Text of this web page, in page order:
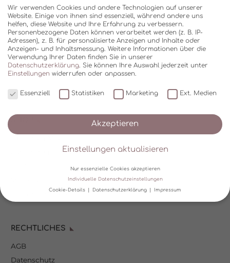
Zahlungsoptionen
Mein Kundenkonto
RECHTLICHES
AGB
Datenschutz
Wir verwenden Cookies und andere Technologien auf unserer
Website. Einige von ihnen sind essenziell, während andere uns
helfen, diese Website und Ihre Erfahrung zu verbessern.
Personenbezogene Daten können verarbeitet werden (z. B. IP-
Adressen), z. B. für personalisierte Anzeigen und Inhalte oder
Anzeigen- und Inhaltsmessung. Weitere Informationen über die
Verwendung Ihrer Daten finden Sie in unserer
Datenschutzerklärung Sie können Ihre Auswahl jederzeit unter
Einstellungen widerrufen oder anpassen.
Essenziell Statistiken Marketing Ext. Medien
Akzeptieren
Einstellungen aktualisieren
Nur essenzielle Cookies akzeptieren
Individuelle Datenschutzeinstellungen
Cookie-Details Datenschutzerklärung Impressum
Wir verwenden Cookies und andere Technologien auf unserer
helfen, diese Website und Ihre Erfahrung zu verbessern.